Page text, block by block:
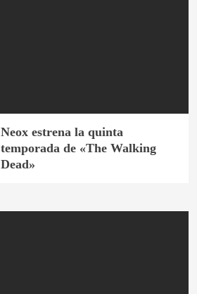
Neox estrena la quinta
temporada de «The Walking
Dead»